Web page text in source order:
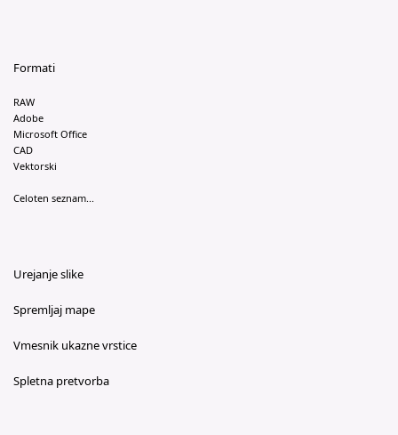
Formati
RAW
Adobe
Microsoft Office
CAD
Vektorski
Celoten seznam...
Urejanje slike
Spremljaj mape
Vmesnik ukazne vrstice
Spletna pretvorba